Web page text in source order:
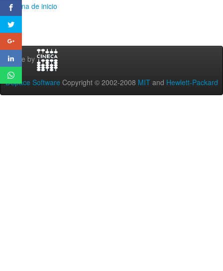
Página de inicio
Theme by
DSpace Software Copyright © 2002-2008 MIT and Hewlett-Packard